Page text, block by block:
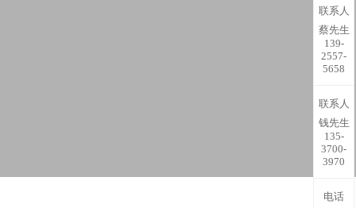
联系人
蔡先生
139-
2557-
5658
联系人
钱先生
135-
3700-
3970
电话